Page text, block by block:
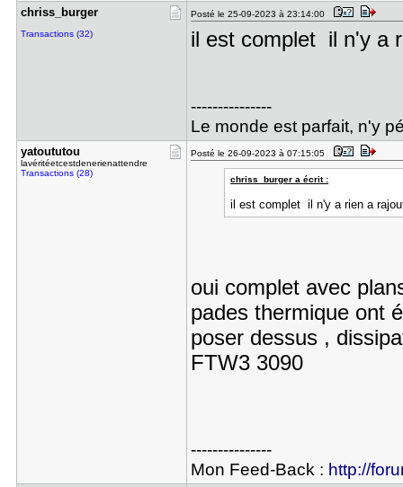
chriss_bur​ger
Transactions (32)
Posté le 25-09-2023 à 23:14:00
il est complet il n'y a
---------------
Le monde est parfait, n'y
yatoututou
lavéritéetcestdenerienattendre
Transactions (28)
Posté le 26-09-2023 à 07:15:05
chriss_burger a écrit :
il est complet il n'y a rien a
oui complet avec
pades thermique ont
poser dessus ,
FTW3 3090
---------------
Mon Feed-Back : http://